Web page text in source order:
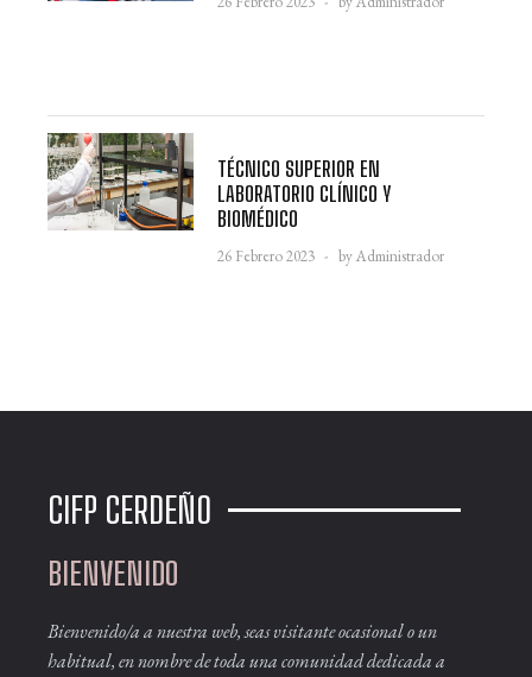
TÉCNICO SUPERIOR EN
LABORATORIO CLÍNICO Y
BIOMÉDICO
26 Febrero 2023 by Administrador
CIFP CERDEÑO
BIENVENIDO
Bienvenido/a a nuestra web, seas visitante ocasional o un
habitual, en nombre de toda una comunidad dedicada a